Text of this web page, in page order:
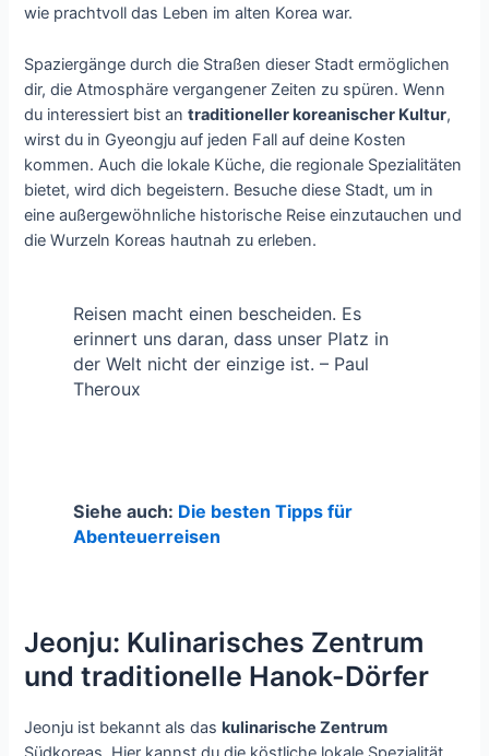
wie prachtvoll das Leben im alten Korea war.
Spaziergänge durch die Straßen dieser Stadt ermöglichen
dir, die Atmosphäre vergangener Zeiten zu spüren. Wenn
du interessiert bist antraditioneller koreanischer Kultur,
wirst du in Gyeongju auf jeden Fall auf deine Kosten
kommen. Auch die lokale Küche, die regionale Spezialitäten
bietet, wird dich begeistern. Besuche diese Stadt, um in
eine außergewöhnliche historische Reise einzutauchen und
die Wurzeln Koreas hautnah zu erleben.
Reisen macht einen bescheiden. Es
erinnert uns daran, dass unser Platz in
der Welt nicht der einzige ist. – Paul
Theroux
Siehe auch: Die besten Tipps für
Abenteuerreisen
Jeonju: Kulinarisches Zentrum
und traditionelle Hanok-Dörfer
Jeonju ist bekannt als daskulinarische Zentrum